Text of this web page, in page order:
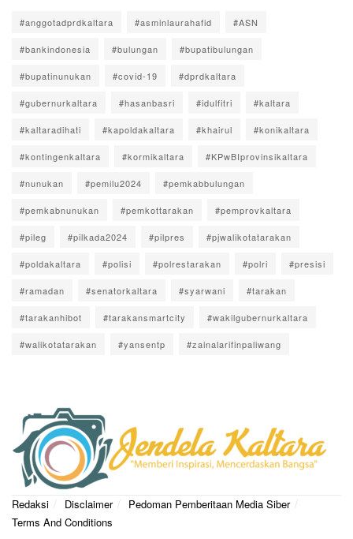
#anggotadprdkaltara #asminlaurahafid #ASN
#bankindonesia #bulungan #bupatibulungan
#bupatinunukan #covid-19 #dprdkaltara
#gubernurkaltara #hasanbasri #idulfitri #kaltara
#kaltaradihati #kapoldakaltara #khairul #konikaltara
#kontingenkaltara #kormikaltara #KPwBIprovinsikaltara
#nunukan #pemilu2024 #pemkabbulungan
#pemkabnunukan #pemkottarakan #pemprovkaltara
#pileg #pilkada2024 #pilpres #pjwalikotatarakan
#poldakaltara #polisi #polrestarakan #polri #presisi
#ramadan #senatorkaltara #syarwani #tarakan
#tarakanhibot #tarakansmartcity #wakilgubernurkaltara
#walikotatarakan #yansentp #zainalarifinpaliwang
Redaksi Disclaimer
Pedoman Pemberitaan Media Siber
Terms And Conditions